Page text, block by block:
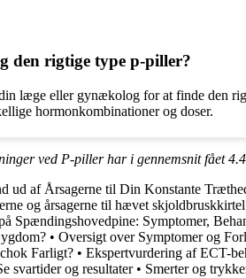
den rigtige type p-piller?
læge eller gynækolog for at finde den
hormonkombinationer og doser.
ved P-piller har i gennemsnit fået4.4
ud af Årsagerne til Din Konstante
og årsagerne til hævet skjoldbruskkirtel
Spændingshovedpine: Symptomer,
• Oversigt over Symptomer og
Farligt? • Ekspertvurdering af ECT-
svartider og resultater• Smerter og